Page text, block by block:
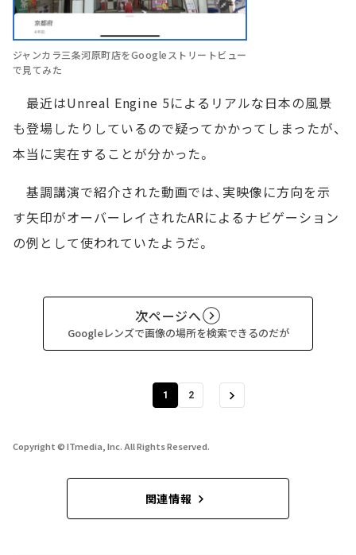
ジャンカラ三条河原町店をGoogleストリートビュー
で見てみた
最近はUnreal Engine 5によるリアルな日本の風景
も登場したりしているので疑ってかかってしまったが、
本当に実在することが分かった。
基調講演で紹介された動画では、実映像に方向を示
す矢印がオーバーレイされたARによるナビゲーション
の例として使われていたようだ。
次ページへ
Googleレンズで画像の場所を検索できるのだが
1 2
Copyright © ITmedia, Inc. All Rights Reserved.
関連情報